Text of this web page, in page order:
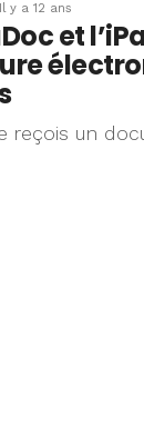
Il y a 12 ans
et
reçois un